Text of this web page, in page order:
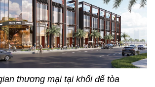
thương mại tại khối đế tòa